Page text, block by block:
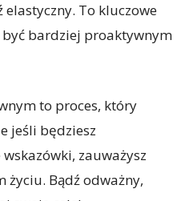
To kluczowe
bardziej proaktywnym
to proces, który
jeśli będziesz
zauważysz
życiu. Bądź odważny,